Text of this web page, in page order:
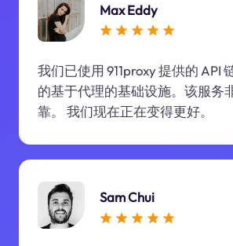
Max Eddy
我们已使用 911proxy 提供的 API
的基于代理的基础设施。该服务
靠。 我们现在正在变得更好。
Sam Chui